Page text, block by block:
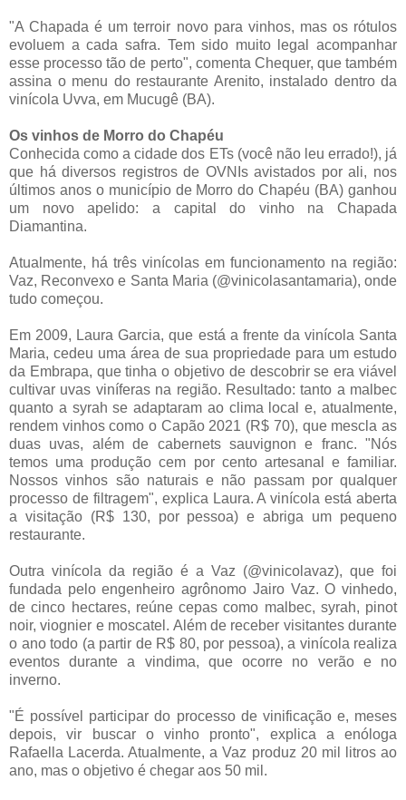
"A Chapada é um terroir novo para vinhos, mas os rótulos
evoluem a cada safra. Tem sido muito legal acompanhar
esse processo tão de perto", comenta Chequer, que também
assina o menu do restaurante Arenito, instalado dentro da
vinícola Uvva, em Mucugê (BA).
Os vinhos de Morro do Chapéu
Conhecida como a cidade dos ETs (você não leu errado!), já
que há diversos registros de OVNIs avistados por ali, nos
últimos anos o município de Morro do Chapéu (BA) ganhou
um novo apelido: a capital do vinho na Chapada
Diamantina.
Atualmente, há três vinícolas em funcionamento na região:
Vaz, Reconvexo e Santa Maria (@vinicolasantamaria), onde
tudo começou.
Em 2009, Laura Garcia, que está a frente da vinícola Santa
Maria, cedeu uma área de sua propriedade para um estudo
da Embrapa, que tinha o objetivo de descobrir se era viável
cultivar uvas viníferas na região. Resultado: tanto a malbec
quanto a syrah se adaptaram ao clima local e, atualmente,
rendem vinhos como o Capão 2021 (R$ 70), que mescla as
duas uvas, além de cabernets sauvignon e franc. "Nós
temos uma produção cem por cento artesanal e familiar.
Nossos vinhos são naturais e não passam por qualquer
processo de filtragem", explica Laura. A vinícola está aberta
a visitação (R$ 130, por pessoa) e abriga um pequeno
restaurante.
Outra vinícola da região é a Vaz (@vinicolavaz), que foi
fundada pelo engenheiro agrônomo Jairo Vaz. O vinhedo,
de cinco hectares, reúne cepas como malbec, syrah, pinot
noir, viognier e moscatel. Além de receber visitantes durante
o ano todo (a partir de R$ 80, por pessoa), a vinícola realiza
eventos durante a vindima, que ocorre no verão e no
inverno.
"É possível participar do processo de vinificação e, meses
depois, vir buscar o vinho pronto", explica a enóloga
Rafaella Lacerda. Atualmente, a Vaz produz 20 mil litros ao
ano, mas o objetivo é chegar aos 50 mil.